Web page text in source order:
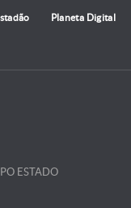
Planeta Digital
ESTADO